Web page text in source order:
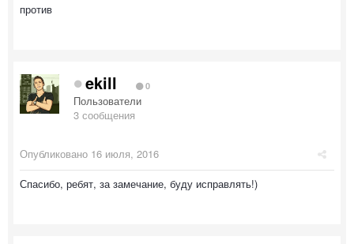
против
ekill 0
Пользователи
3 сообщения
Опубликовано 16 июля, 2016
Спасибо, ребят, за замечание, буду исправлять!)